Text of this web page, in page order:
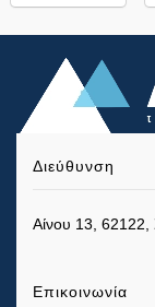
Διεύθυνση
Αίνου 13, 62122,
Επικοινωνία